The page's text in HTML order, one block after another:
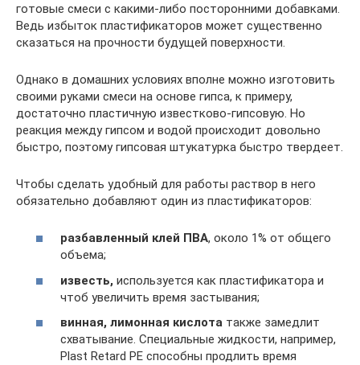
готовые смеси с какими-либо посторонними добавками.
Ведь избыток пластификаторов может существенно
сказаться на прочности будущей поверхности.
Однако в домашних условиях вполне можно изготовить
своими руками смеси на основе гипса, к примеру,
достаточно пластичную известково-гипсовую. Но
реакция между гипсом и водой происходит довольно
быстро, поэтому гипсовая штукатурка быстро твердеет.
Чтобы сделать удобный для работы раствор в него
обязательно добавляют один из пластификаторов:
разбавленный клей ПВА, около 1% от общего
объема;
известь, используется как пластификатора и
чтоб увеличить время застывания;
винная, лимонная кислота также замедлит
схватывание. Специальные жидкости, например,
Plast Retard PE способны продлить время